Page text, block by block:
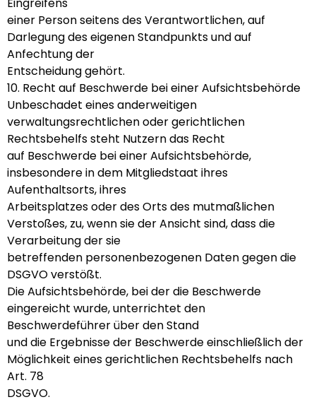
einer Person seitens des Verantwortlichen, auf
Darlegung des eigenen Standpunkts und auf
Anfechtung der
Entscheidung gehört.
10. Recht auf Beschwerde bei einer Aufsichtsbehörde
Unbeschadet eines anderweitigen
verwaltungsrechtlichen oder gerichtlichen
Rechtsbehelfs steht Nutzern das Recht
auf Beschwerde bei einer Aufsichtsbehörde,
insbesondere in dem Mitgliedstaat ihres
Aufenthaltsorts, ihres
Arbeitsplatzes oder des Orts des mutmaßlichen
Verstoßes, zu, wenn sie der Ansicht sind, dass die
Verarbeitung der sie
betreffenden personenbezogenen Daten gegen die
DSGVO verstößt.
Die Aufsichtsbehörde, bei der die Beschwerde
eingereicht wurde, unterrichtet den
Beschwerdeführer über den Stand
und die Ergebnisse der Beschwerde einschließlich der
Möglichkeit eines gerichtlichen Rechtsbehelfs nach
Art. 78
DSGVO.